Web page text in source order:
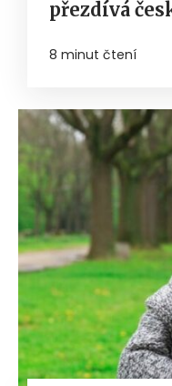
přezdívá
8 minut čtení